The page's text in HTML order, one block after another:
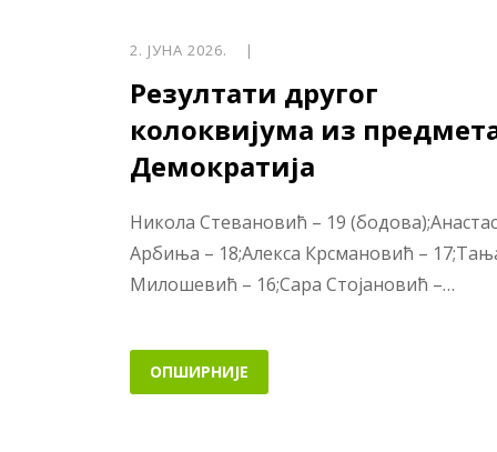
2. ЈУНА 2026. |
Резултати другог
колоквијума из
Демократија
Никола Стевановић – 19
Арбиња – 18;Алекса Крсмановић –
Милошевић – 16;Сара Стојановић –…
ОПШИРНИЈЕ